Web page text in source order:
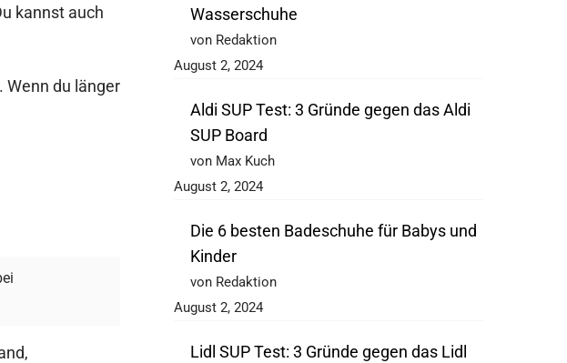
kannst auch
Wenn du länger
Wasserschuhe
von Redaktion
August 2, 2024
Aldi SUP Test: 3 Gründe gegen das Aldi
SUP Board
von Max Kuch
August 2, 2024
Die 6 besten Badeschuhe für Babys und
Kinder
von Redaktion
August 2, 2024
Lidl SUP Test: 3 Gründe gegen das Lidl